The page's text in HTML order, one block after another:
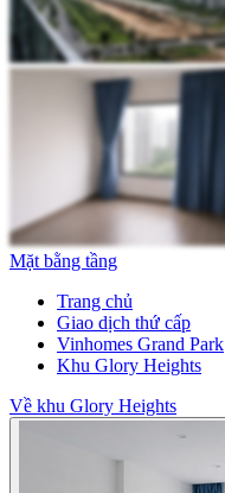
Mặt bằng tầng
Trang chủ
Giao dịch thứ cấp
Vinhomes Grand Park
Khu Glory Heights
Về khu Glory Heights